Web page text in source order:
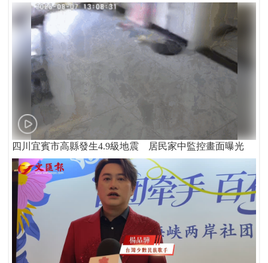
四川宜賓市高縣發生4.9級地震 居民家中監控畫面曝光